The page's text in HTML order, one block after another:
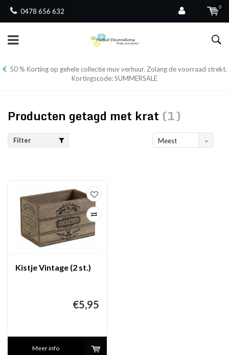
0478 656 632
0
50 % Korting op gehele collectie muv verhuur. Zolang de voorraad strekt.
Kortingscode: SUMMERSALE
Producten getagd met krat (1)
Filter
Meest
Kistje Vintage (2 st.)
€5,95
Meer info